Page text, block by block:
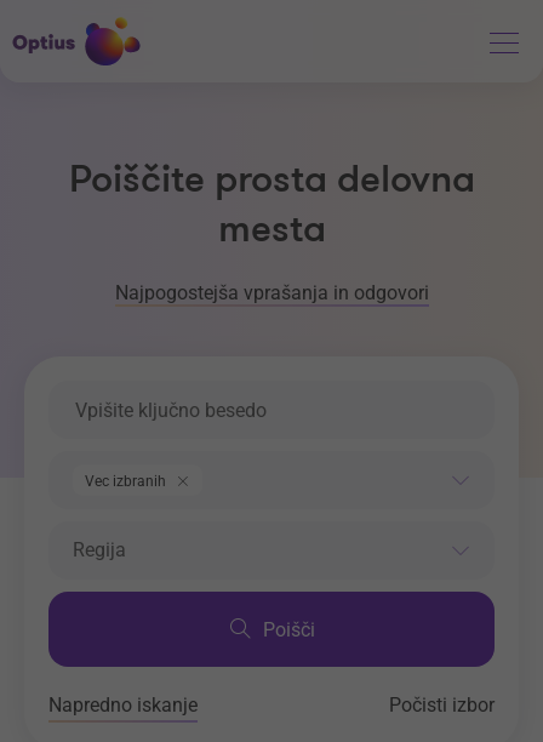
Poiščite prosta delovna
mesta
Najpogostejša vprašanja in odgovori
Vec izbranih
Regija
Poišči
Napredno iskanje Počisti izbor